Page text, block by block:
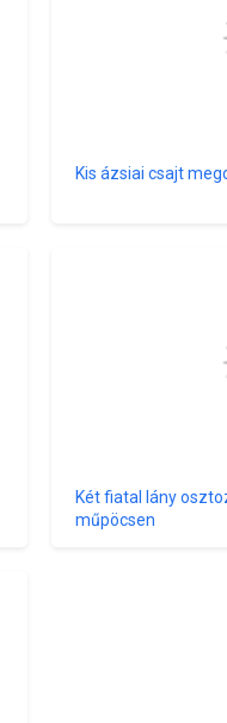
Kis ázsiai csajt
Két fiatal lány
műpöcsen